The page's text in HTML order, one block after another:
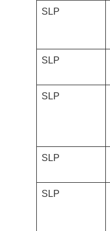
SLP
SLP
SLP
SLP
SLP